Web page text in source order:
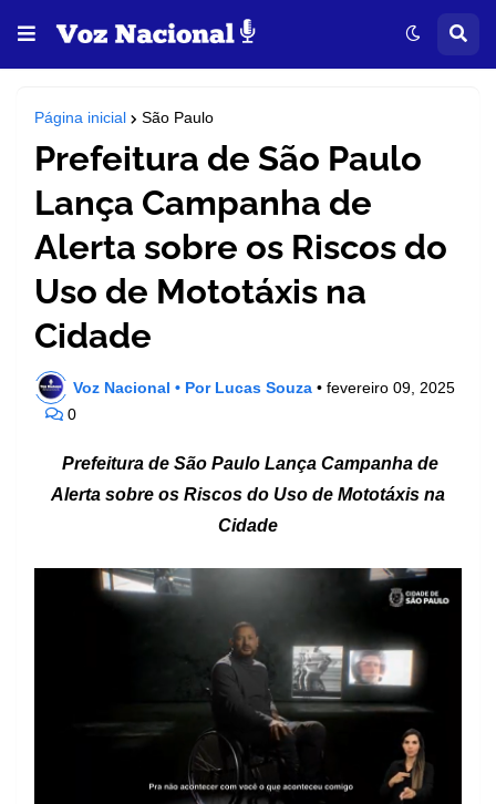
Página inicial São Paulo
Prefeitura de São Paulo
Lança Campanha de
Alerta sobre os Riscos do
Uso de Mototáxis na
Cidade
Voz Nacional • Por Lucas Souza • fevereiro 09, 2025
0
Prefeitura de São Paulo Lança Campanha de
Alerta sobre os Riscos do Uso de Mototáxis na
Cidade